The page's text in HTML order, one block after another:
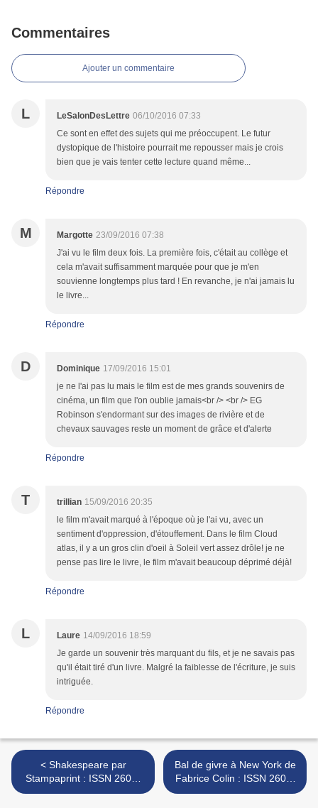
Commentaires
Ajouter un commentaire
L LeSalonDesLettre 06/10/2016 07:33
Ce sont en effet des sujets qui me préoccupent. Le futur
dystopique de l'histoire pourrait me repousser mais je crois
bien que je vais tenter cette lecture quand même...
Répondre
M Margotte 23/09/2016 07:38
J'ai vu le film deux fois. La première fois, c'était au collège et
cela m'avait suffisamment marquée pour que je m'en
souvienne longtemps plus tard ! En revanche, je n'ai jamais lu
le livre...
Répondre
D Dominique 17/09/2016 15:01
je ne l'ai pas lu mais le film est de mes grands souvenirs de
cinéma, un film que l'on oublie jamais<br /> <br /> EG
Robinson s'endormant sur des images de rivière et de
chevaux sauvages reste un moment de grâce et d'alerte
Répondre
T trillian 15/09/2016 20:35
le film m'avait marqué à l'époque où je l'ai vu, avec un
sentiment d'oppression, d'étouffement. Dans le film Cloud
atlas, il y a un gros clin d'oeil à Soleil vert assez drôle! je ne
pense pas lire le livre, le film m'avait beaucoup déprimé déjà!
Répondre
L Laure 14/09/2016 18:59
Je garde un souvenir très marquant du fils, et je ne savais pas
qu'il était tiré d'un livre. Malgré la faiblesse de l'écriture, je suis
intriguée.
Répondre
< Shakespeare par
Stampaprint : ISSN 2607-
0006
Bal de givre à New York de
Fabrice Colin : ISSN 2607-
0006 >